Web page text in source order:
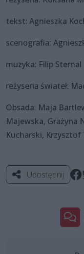
tekst: Agnieszka
scenografia:
muzyka: Filip Sternal
reżyseria świateł:
Obsada: Maja
Majewska, Grażyna
Kucharski, Krzysztof
Udostępnij